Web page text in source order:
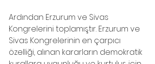
Ardından Erzurum ve Sivas
Kongrelerini toplamıştır. Erzurum ve
Sivas Kongrelerinin en çarpıcı
özelliği, alınan kararların demokratik